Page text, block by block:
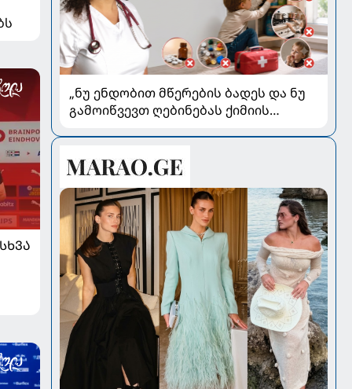
„ნუ ენდობით მწერების ბადეს და ნუ
გამოიწვევთ ღებინებას ქიმიის
პედიატრ სალომე ახვლედიანის
რჩევები